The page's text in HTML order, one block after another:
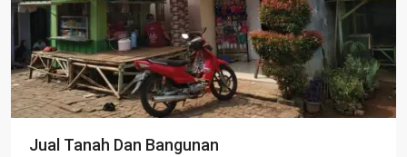
Jual Tanah Dan Bangunan